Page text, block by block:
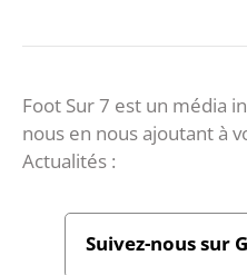
Foot Sur 7 est un média
nous en nous ajoutant à
Actualités :
Suivez-nous sur